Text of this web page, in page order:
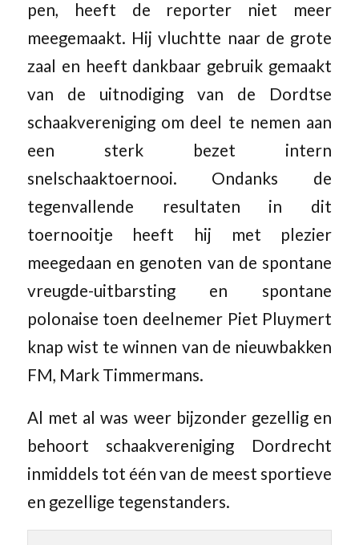
pen, heeft de reporter niet meer
meegemaakt. Hij vluchtte naar de grote
zaal en heeft dankbaar gebruik gemaakt
van de uitnodiging van de Dordtse
schaakvereniging om deel te nemen aan
een sterk bezet intern
snelschaaktoernooi. Ondanks de
tegenvallende resultaten in dit
toernooitje heeft hij met plezier
meegedaan en genoten van de spontane
vreugde-uitbarsting en spontane
polonaise toen deelnemer Piet Pluymert
knap wist te winnen van de nieuwbakken
FM, Mark Timmermans.
Al met al was weer bijzonder gezellig en
behoort schaakvereniging Dordrecht
inmiddels tot één van de meest sportieve
en gezellige tegenstanders.